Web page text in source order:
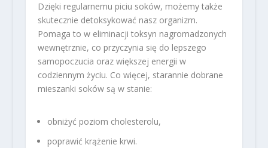
Dzięki regularnemu piciu soków, możemy także
skutecznie detoksykować nasz organizm.
Pomaga to w eliminacji toksyn nagromadzonych
wewnętrznie, co przyczynia się do lepszego
samopoczucia oraz większej energii w
codziennym życiu. Co więcej, starannie dobrane
mieszanki soków są w stanie:
obniżyć poziom cholesterolu,
poprawić krążenie krwi.